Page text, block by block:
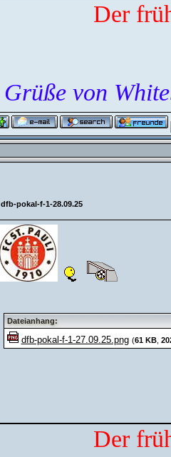
Der
Grüße von
dfb-pokal-f-1-28.09.25
Dateianhang:
dfb-pokal-f-1-27.09.25.png (61 KB,
Der